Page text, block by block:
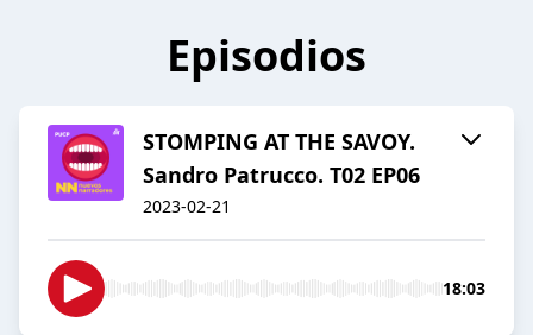
Episodios
STOMPING AT THE SAVOY.
Sandro Patrucco. T02 EP06
2023-02-21
18:03